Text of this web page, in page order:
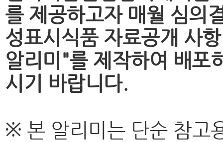
를 제공하고자 매월 심의
성표시식품 자료공개 사
알리미"를 제작하여 배포
시기 바랍니다.
※ 본 알리미는 단순 참고